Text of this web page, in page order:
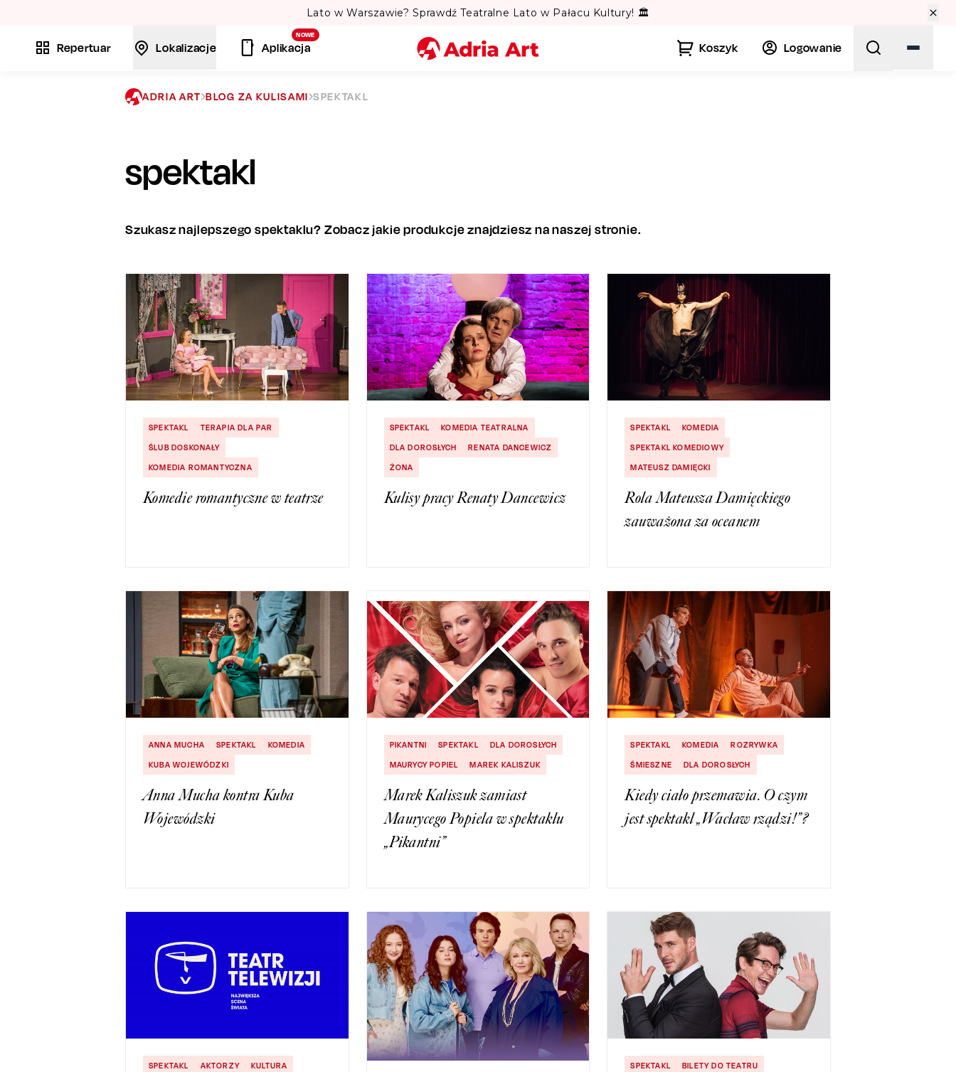
Lato w Warszawie? Sprawdź Teatralne Lato w Pałacu Kultury! 🏛️
Repertuar Lokalizacje
NOWE
Aplikacja Koszyk Logowanie
ADRIA ART BLOG ZA KULISAMI SPEKTAKL
spektakl
Szukasz najlepszego spektaklu? Zobacz jakie produkcje znajdziesz na naszej stronie.
SPEKTAKL
TERAPIA DLA PAR
ŚLUB DOSKONAŁY
KOMEDIA ROMANTYCZNA
Komedie romantyczne w teatrze
SPEKTAKL
KOMEDIA TEATRALNA
DLA DOROSŁYCH
RENATA DANCEWICZ
ŻONA
Kulisy pracy Renaty Dancewicz
SPEKTAKL
KOMEDIA
SPEKTAKL KOMEDIOWY
MATEUSZ DAMIĘCKI
Rola Mateusza Damięckiego
zauważona za oceanem
ANNA MUCHA SPEKTAKL
KOMEDIA
KUBA WOJEWÓDZKI
Anna Mucha kontra Kuba
Wojewódzki
PIKANTNI SPEKTAKL
DLA DOROSŁYCH
MAURYCY POPIEL
MAREK KALISZUK
Marek Kaliszuk zamiast
Maurycego Popiela w spektaklu
„Pikantni”
SPEKTAKL KOMEDIA
ROZRYWKA
ŚMIESZNE
DLA DOROSŁYCH
Kiedy ciało przemawia. O czym
jest spektakl „Wacław rządzi!”?
SPEKTAKL AKTORZY
KULTURA
SPEKTAKL BILETY DO TEATRU